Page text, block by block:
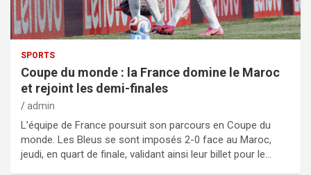
SPORTS
Coupe du monde : la France domine le Maroc
et rejoint les demi-finales
admin
L’équipe de France poursuit son parcours en Coupe du
monde. Les Bleus se sont imposés 2-0 face au Maroc,
jeudi, en quart de finale, validant ainsi leur billet pour le…